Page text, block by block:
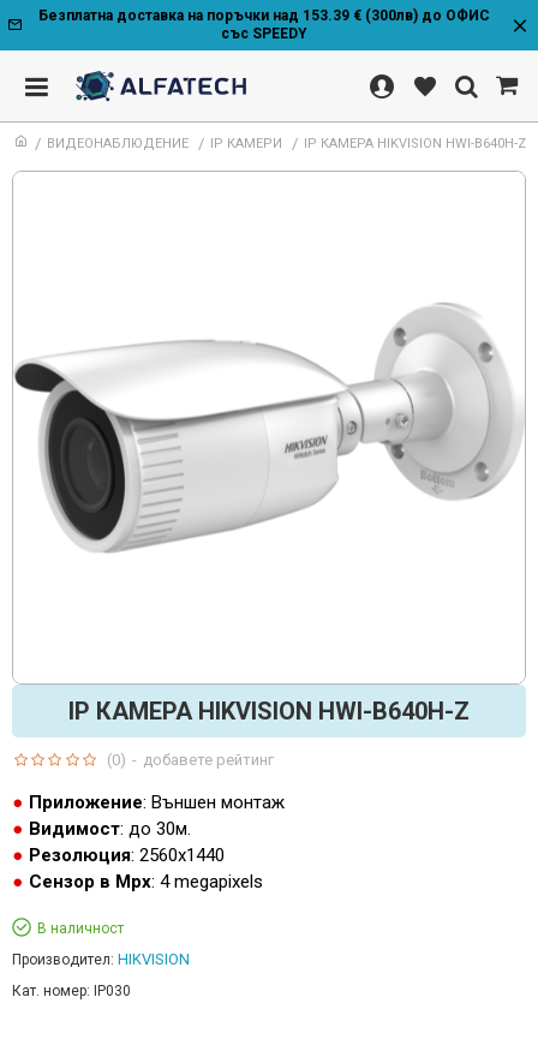
Безплатна доставка на поръчки над 153.39 € (300лв) до ОФИС
със SPEEDY
ВИДЕОНАБЛЮДЕНИЕ IP КАМЕРИ IP КАМЕРА HIKVISION HWI-B640H-Z
IP КАМЕРА HIKVISION HWI-B640H-Z
Приложение: Външен монтаж
Видимост: до 30м.
Резолюция: 2560x1440
Сензор в Mpx: 4 megapixels
В наличност
Производител: HIKVISION
Кат. номер: IP030
(0) - добавете рейтинг